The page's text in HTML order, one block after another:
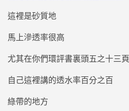
這裡是砂質地
馬上滲透率很高
尤其在你們環評書裏頭五之十三頁
自己這裡講的透水率百分之百
綠帶的地方